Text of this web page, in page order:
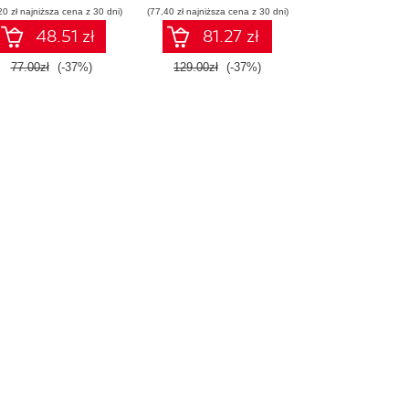
zł najniższa cena z 30 dni)
48.51 zł
77.00zł (-37%)
(77,40 zł najniższa cena z 30 dni)
81.27 zł
129.00zł (-37%)